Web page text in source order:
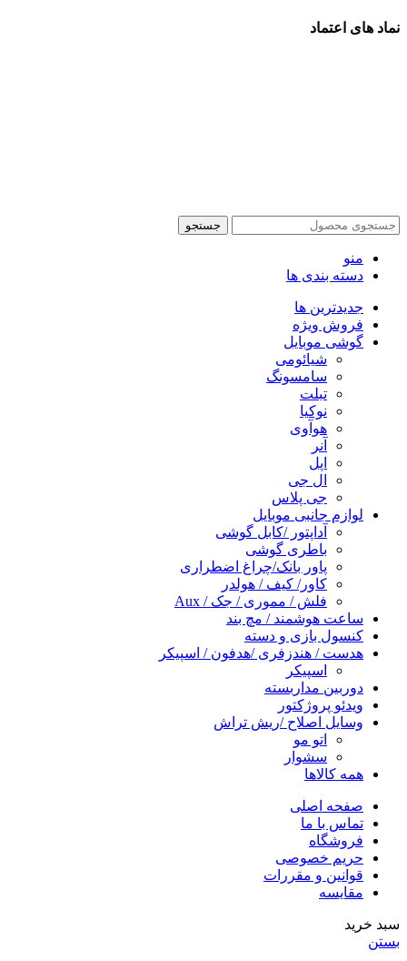
نماد های اعتماد
جستجو
منو
دسته بندی ها
جدیدترین ها
فروش ویژه
گوشی موبایل
شیائومی
سامسونگ
تبلت
نوکیا
هوآوی
آنر
اپل
ال جی
جی پلاس
لوازم جانبی موبایل
آداپتور /کابل گوشی
باطری گوشی
پاور بانک/چراغ اضطراری
کاور/ کیف / هولدر
فلش / مموری / جک / Aux
ساعت هوشمند / مچ بند
کنسول بازی و دسته
هدست / هندزفری /هدفون / اسپیکر
اسپیکر
دوربین مداربسته
ویدئو پروژکتور
وسایل اصلاح /ریش تراش
اتو مو
سشوار
همه کالاها
صفحه اصلی
تماس با ما
فروشگاه
حریم خصوصی
قوانین و مقررات
مقایسه
سبد خرید
بستن